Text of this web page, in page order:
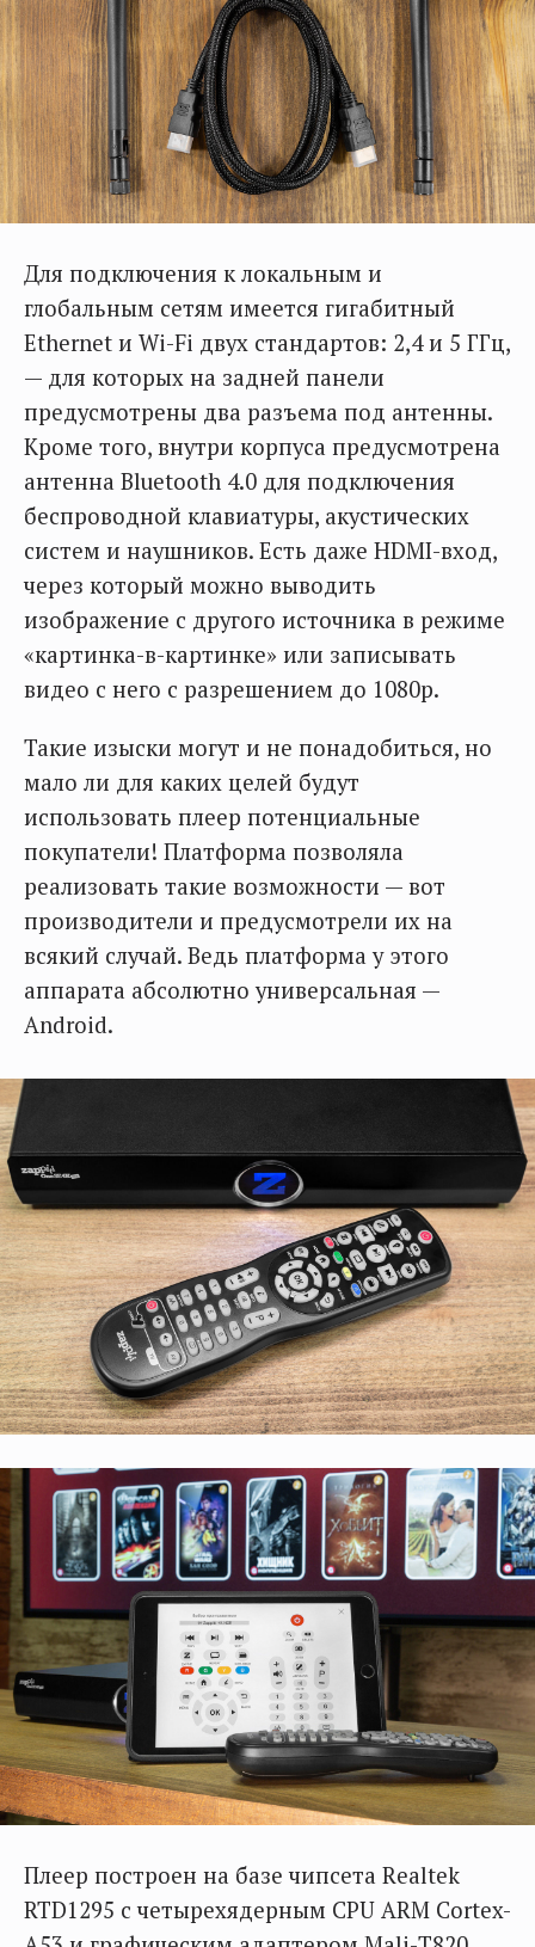
Для подключения к локальным и
глобальным сетям имеется гигабитный
Ethernet и Wi-Fi двух стандартов: 2,4 и 5 ГГц,
— для которых на задней панели
предусмотрены два разъема под антенны.
Кроме того, внутри корпуса предусмотрена
антенна Bluetooth 4.0 для подключения
беспроводной клавиатуры, акустических
систем и наушников. Есть даже HDMI-вход,
через который можно выводить
изображение с другого источника в режиме
«картинка-в-картинке» или записывать
видео с него с разрешением до 1080р.
Такие изыски могут и не понадобиться, но
мало ли для каких целей будут
использовать плеер потенциальные
покупатели! Платформа позволяла
реализовать такие возможности — вот
производители и предусмотрели их на
всякий случай. Ведь платформа у этого
аппарата абсолютно универсальная —
Android.
Плеер построен на базе чипсета Realtek
RTD1295 с четырехядерным CPU ARM Cortex-